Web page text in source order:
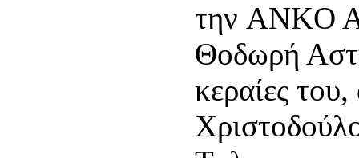
την ANKO
Θοδωρή
κεραίες